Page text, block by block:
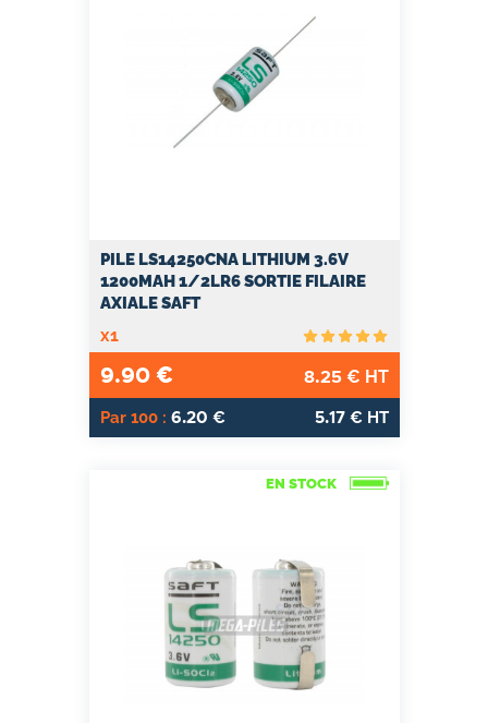
PILE LS14250CNA LITHIUM 3.6V
1200MAH 1/2LR6 SORTIE FILAIRE
AXIALE SAFT
x1
9.90€ 8.25€ HT
Par 100 : 6.20 € 5.17€ HT
EN STOCK